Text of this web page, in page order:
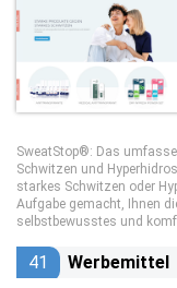
SweatStop®: Das
Schwitzen und
starkes Schwitzen oder
Aufgabe gemacht, Ihnen
selbstbewusstes und
41 Werbemittel